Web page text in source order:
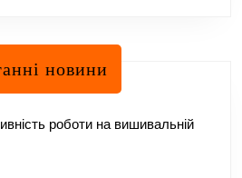
новини
роботи на вишивальній